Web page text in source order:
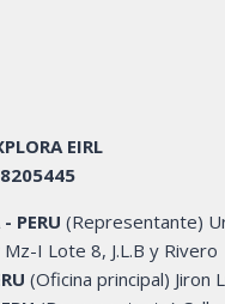
EIRL
PERU (Representante)
I Lote 8, J.L.B y Rivero
(Oficina principal) Jiron